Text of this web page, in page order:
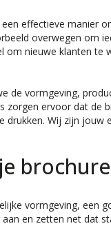
effectieve manier
overwegen om
om nieuwe klanten te
de vormgeving,
zorgen ervoor dat de
Wij zijn jouw
vormgeving, een
aan en zetten net dat